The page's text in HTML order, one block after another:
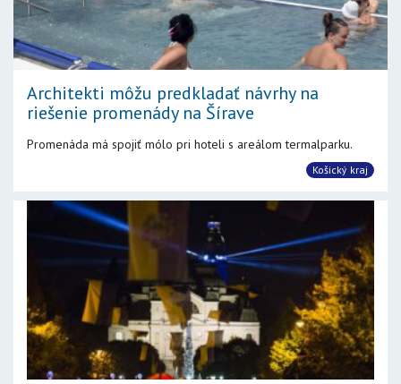
Architekti môžu predkladať návrhy na
riešenie promenády na Šírave
Promenáda má spojiť mólo pri hoteli s areálom termalparku.
Košický kraj